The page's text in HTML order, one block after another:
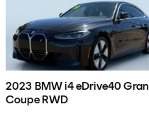
2023 BMW i4 eDrive40 Gran
Coupe RWD